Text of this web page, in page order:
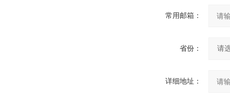
常用邮箱：
省份：
详细地址：